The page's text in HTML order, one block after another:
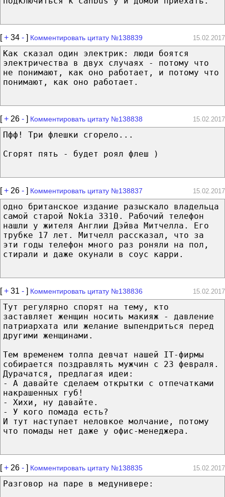
[+ 34 - ] Комментировать цитату №138839 15.02.2017
Как сказал один электрик: люди боятся
электричества в двух случаях - потому что
не понимают, как оно работает, и потому что
понимают, как оно работает.
[+ 26 - ] Комментировать цитату №138838 15.02.2017
Пфф! Три флешки сгорело...
Сгорят пять - будет роял флеш )
[+ 26 - ] Комментировать цитату №138837 15.02.2017
одно британское издание разыскало владельца
самой старой Nokia 3310. Рабочий телефон
нашли у жителя Англии Дэйва Митчелла. Его
трубке 17 лет. Митчелл рассказал, что за
эти годы телефон много раз роняли на пол,
стирали и даже окунали в соус карри.
[+ 31 - ] Комментировать цитату №138836 15.02.2017
Тут регулярно спорят на тему, кто
заставляет женщин носить макияж - давление
патриархата или желание выпендриться перед
другими женщинами.
Тем временем толпа девчат нашей IT-фирмы
собирается поздравлять мужчин с 23 февраля.
Дурачатся, предлагая идеи:
- А давайте сделаем открытки с отпечатками
накрашенных губ!
- Хихи, ну давайте.
- У кого помада есть?
И тут наступает неловкое молчание, потому
что помады нет даже у офис-менеджера.
[+ 26 - ] Комментировать цитату №138835 15.02.2017
Разговор на паре в медунивере: